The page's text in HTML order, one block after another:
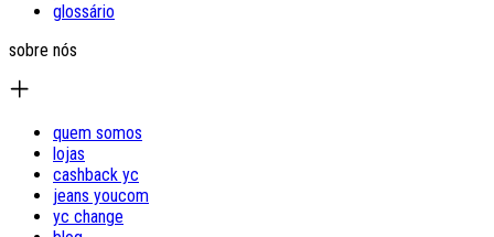
glossário
sobre nós
quem somos
lojas
cashback yc
jeans youcom
yc change